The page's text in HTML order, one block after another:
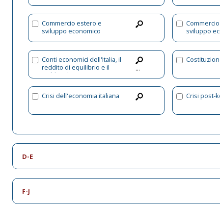
Commercio estero e
sviluppo economico
sviluppo
Conti economici dell'Italia, il
reddito di equilibrio e il
reddito di piena
...
Crisi dell'economia italiana Crisi post-
D-E
F-J